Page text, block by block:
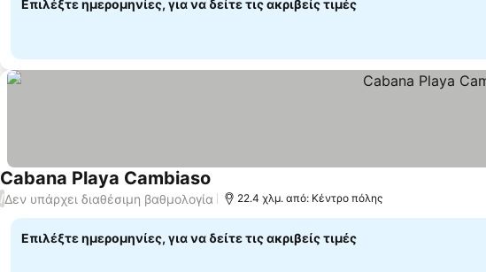
Επιλέξτε ημερομηνίες, για να δείτε τις ακριβείς τιμές
Cabana Playa Cambiaso Εμφάνιση τιμών
/Δεν υπάρχει διαθέσιμη βαθμολογία 22.4 χλμ. από: Κέντρο πόλης
Επιλέξτε ημερομηνίες, για να δείτε τις ακριβείς τιμές